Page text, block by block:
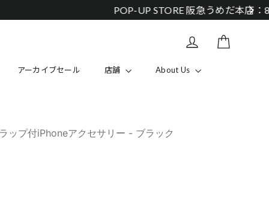
Log in
アーカイブセール 店舗 About Us
ップ付iPhoneアクセサリー - ブラック